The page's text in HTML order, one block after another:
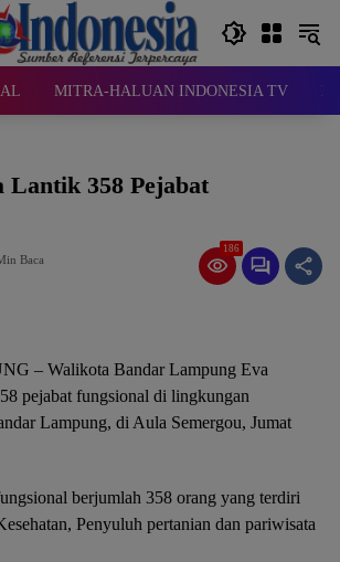
MITRA-HALUAN INDONESIA TV
Lantik 358 Pejabat
Baca
186
– Walikota Bandar Lampung Eva
pejabat fungsional di lingkungan
Lampung, di Aula Semergou, Jumat
berjumlah 358 orang yang terdiri
Penyuluh pertanian dan pariwisata